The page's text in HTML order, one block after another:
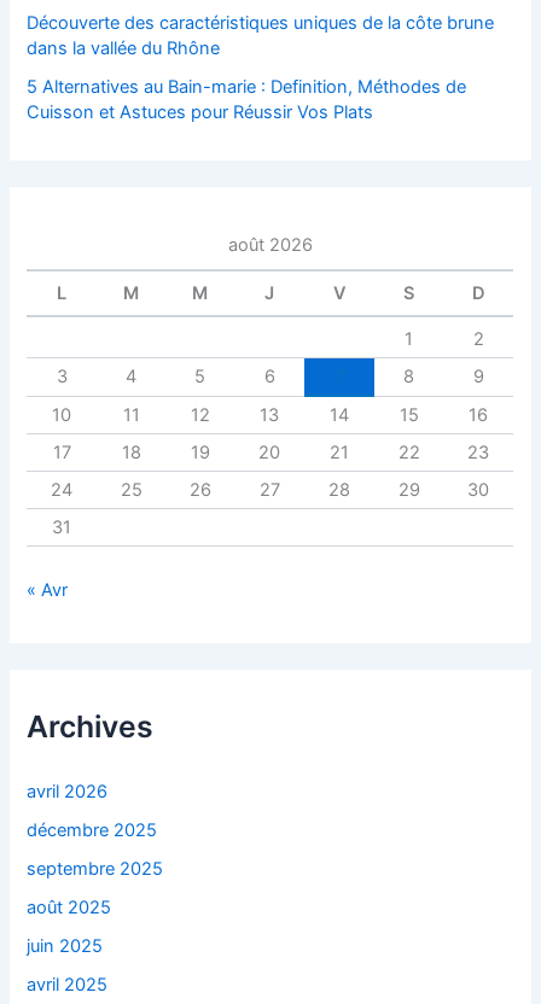
Découverte des caractéristiques uniques de la côte brune
dans la vallée du Rhône
5 Alternatives au Bain-marie : Definition, Méthodes de
Cuisson et Astuces pour Réussir Vos Plats
août 2026
L M M J V S D
1
2
3
4 5 6 8
9
10
11 12 13 14 15
16
17
18 19 20 21 22
23
24
25 26 27 28 29
30
31
« Avr
Archives
avril 2026
décembre 2025
septembre 2025
août 2025
juin 2025
avril 2025